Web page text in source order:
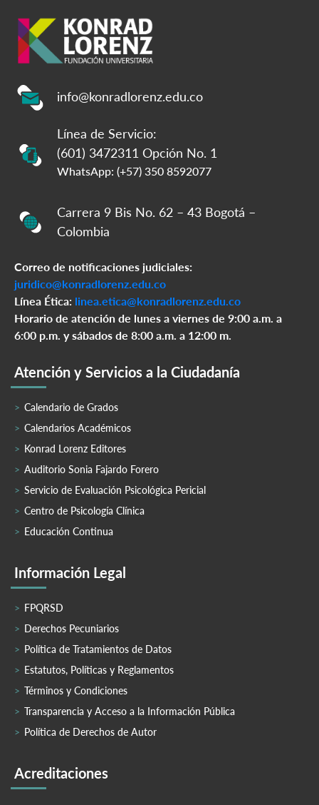
info@konradlorenz.edu.co
Línea de Servicio:
(601) 3472311 Opción No. 1
WhatsApp: (+57) 350 8592077
Carrera 9 Bis No. 62 – 43 Bogotá –
Colombia
Correo de notificaciones judiciales:
juridico@konradlorenz.edu.co
Línea Ética: linea.etica@konradlorenz.edu.co
Horario de atención de lunes a viernes de 9:00 a.m. a
6:00 p.m. y sábados de 8:00 a.m. a 12:00 m.
Atención y Servicios a la Ciudadanía
Calendario de Grados
Calendarios Académicos
Konrad Lorenz Editores
Auditorio Sonia Fajardo Forero
Servicio de Evaluación Psicológica Pericial
Centro de Psicología Clínica
Educación Continua
Información Legal
FPQRSD
Derechos Pecuniarios
Política de Tratamientos de Datos
Estatutos, Políticas y Reglamentos
Términos y Condiciones
Transparencia y Acceso a la Información Pública
Política de Derechos de Autor
Acreditaciones